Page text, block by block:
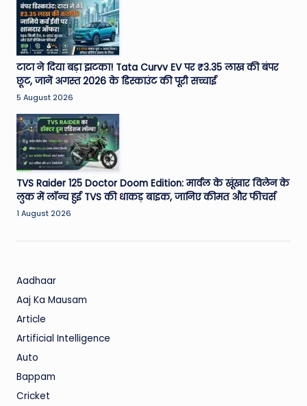
टाटा ने दिया बड़ा झटका! Tata Curvv EV पर ₹3.35 लाख की बंपर
छूट, जानें अगस्त 2026 के डिस्काउंट की पूरी सच्चाई
5 August 2026
TVS Raider 125 Doctor Doom Edition: मार्वल के खूंखार विलेन के
लुक में लॉन्च हुई TVS की धाकड़ बाइक, जानिए कीमत और फीचर्स
1 August 2026
Aadhaar
Aaj Ka Mausam
Article
Artificial Intelligence
Auto
Bappam
Cricket